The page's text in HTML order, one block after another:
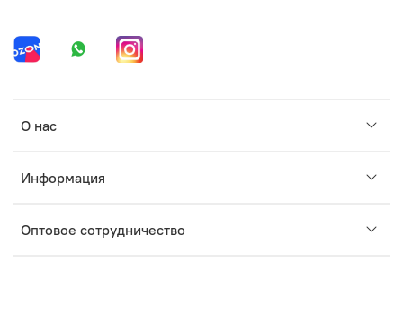
О нас
Информация
Оптовое сотрудничество